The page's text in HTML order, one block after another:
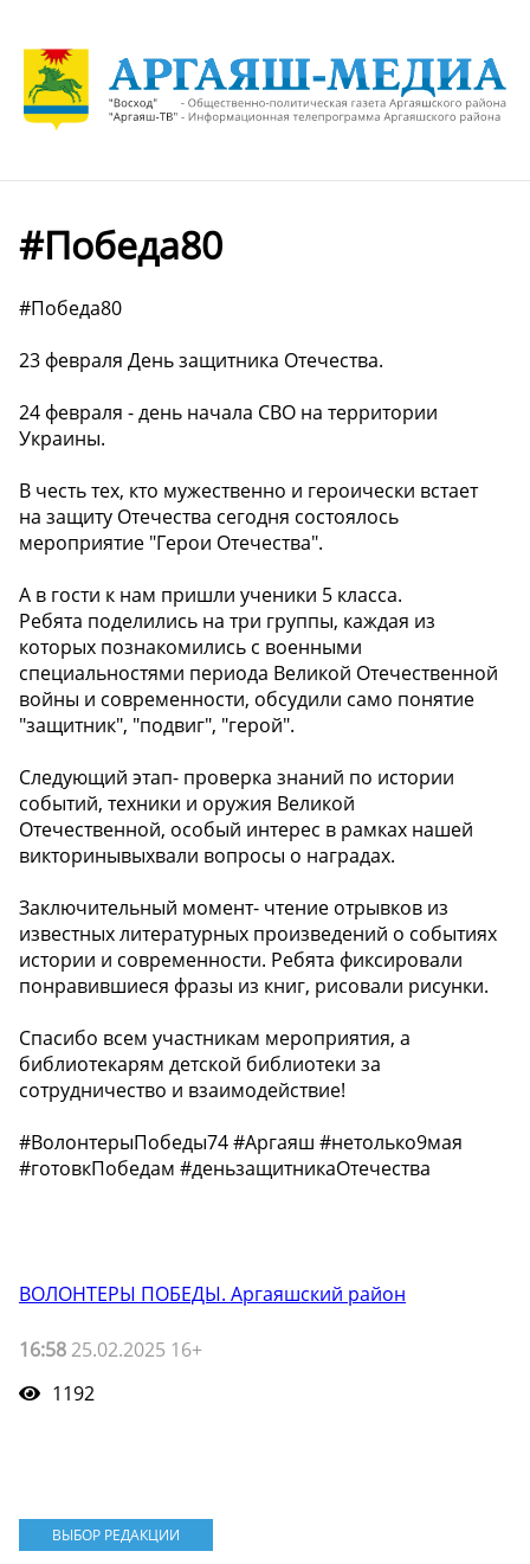
#Победа80
#Победа80
23 февраля День защитника Отечества.
24 февраля - день начала СВО на территории
Украины.
В честь тех, кто мужественно и героически встает
на защиту Отечества сегодня состоялось
мероприятие "Герои Отечества".
А в гости к нам пришли ученики 5 класса.
Ребята поделились на три группы, каждая из
которых познакомились с военными
специальностями периода Великой Отечественной
войны и современности, обсудили само понятие
"защитник", "подвиг", "герой".
Следующий этап- проверка знаний по истории
событий, техники и оружия Великой
Отечественной, особый интерес в рамках нашей
викторинывыхвали вопросы о наградах.
Заключительный момент- чтение отрывков из
известных литературных произведений о событиях
истории и современности. Ребята фиксировали
понравившиеся фразы из книг, рисовали рисунки.
Спасибо всем участникам мероприятия, а
библиотекарям детской библиотеки за
сотрудничество и взаимодействие!
#ВолонтерыПобеды74 #Аргаяш #нетолько9мая
#готовкПобедам #деньзащитникаОтечества
ВОЛОНТЕРЫ ПОБЕДЫ. Аргаяшский район
16:58 25.02.2025 16+
1192
ВЫБОР РЕДАКЦИИ